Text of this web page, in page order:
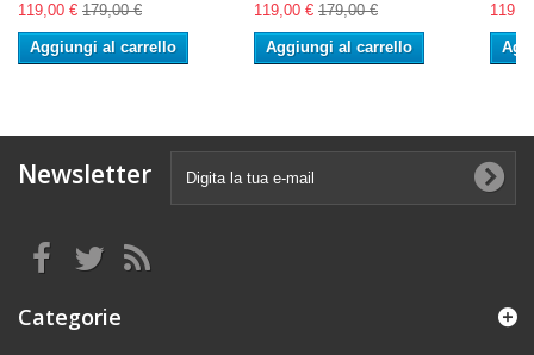
119,00 € 179,00 €
Aggiungi al carrello
119,00 € 179,00 €
Aggiungi al carrello
Newsletter
Categorie